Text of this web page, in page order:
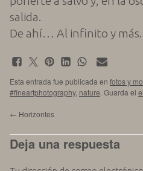
salida.
De ahí… Al infinito y más.
Esta entrada fue publicada en fotos y
#fineartphotography, nature . Guarda el
← Horizontes
Deja una respuesta